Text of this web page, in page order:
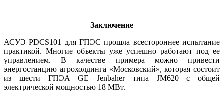
Заключение
АСУЭ PDCS101 для ГПЭС прошла всестороннее испытание
практикой. Многие объекты уже успешно работают под ее
управлением. В качестве примера можно привести
энергостанцию агрохолдинга «Московский», которая состоит
из шести ГПЭА GE Jenbaher типа JM620 с общей
электрической мощностью 18 МВт.